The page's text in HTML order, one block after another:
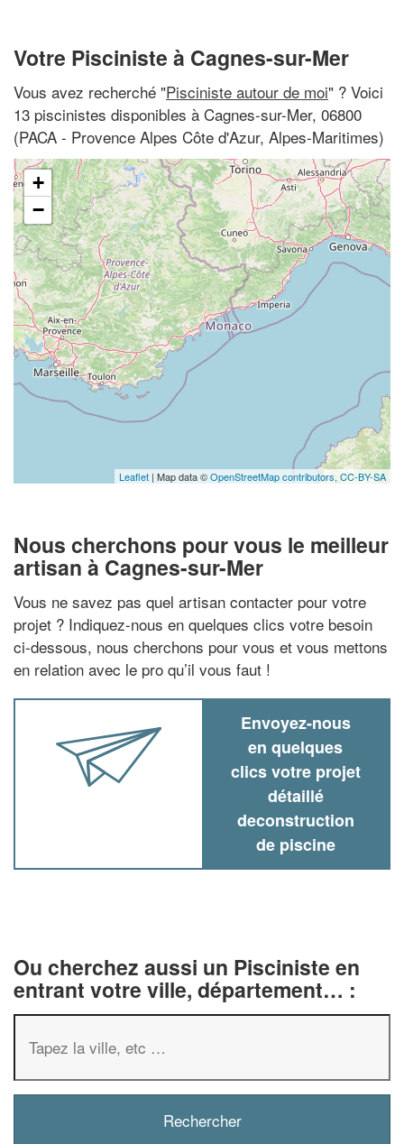
Votre Pisciniste à Cagnes-sur-Mer
Vous avez recherché "Pisciniste autour de moi" ? Voici
13 piscinistes disponibles à Cagnes-sur-Mer, 06800
(PACA - Provence Alpes Côte d'Azur, Alpes-Maritimes)
+
−
Leaflet | Map data ©OpenStreetMap contributors, CC-BY-SA
Nous cherchons pour vous le meilleur
artisan à Cagnes-sur-Mer
Vous ne savez pas quel artisan contacter pour votre
projet ? Indiquez-nous en quelques clics votre besoin
ci-dessous, nous cherchons pour vous et vous mettons
en relation avec le pro qu’il vous faut !
Envoyez-nous
en quelques
clics votre projet
détaillé
deconstruction
de piscine
Ou cherchez aussi un Pisciniste en
entrant votre ville, département… :